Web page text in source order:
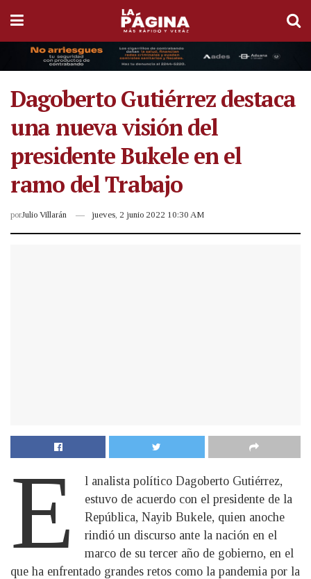
Dagoberto Gutiérrez destaca
una nueva visión del
presidente Bukele en el
ramo del Trabajo
porJulio Villarán jueves, 2 junio 2022 10:30 AM
E
l analista político Dagoberto Gutiérrez,
estuvo de acuerdo con el presidente de la
República, Nayib Bukele, quien anoche
rindió un discurso ante la nación en el
marco de su tercer año de gobierno, en el
que ha enfrentado grandes retos como la pandemia por la